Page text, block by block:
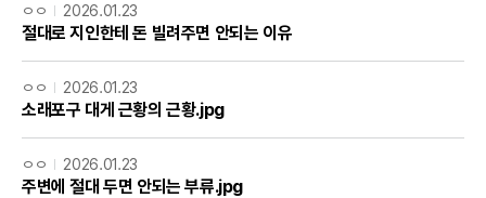
ㅇㅇ 2026.01.23
절대로 지인한테 돈 빌려주면 안되는 이유
ㅇㅇ 2026.01.23
소래포구 대게 근황의 근황.jpg
ㅇㅇ 2026.01.23
주변에 절대 두면 안되는 부류.jpg